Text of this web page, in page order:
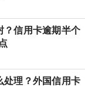
？信用卡逾期半个
处理？外国信用卡